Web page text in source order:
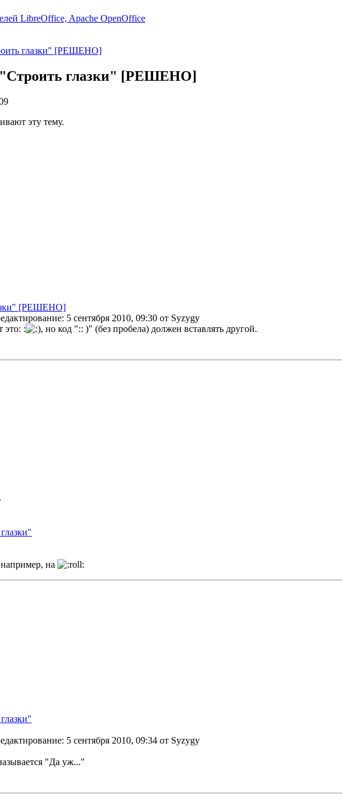
LibreOffice, Apache OpenOffice
глазки" [РЕШЕНО]
"Строить глазки" [РЕШЕНО]
эту тему.
[РЕШЕНО]
: 5 сентября 2010, 09:30 от Syzygy
это: :
, но код ":: )" (без пробела) должен вставлять другой.
на
: 5 сентября 2010, 09:34 от Syzygy
"Да уж..."